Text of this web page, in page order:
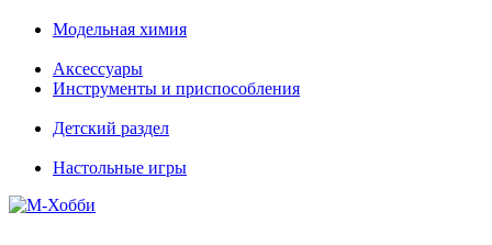
Модельная химия
Аксессуары
Инструменты и приспособления
Детский раздел
Настольные игры